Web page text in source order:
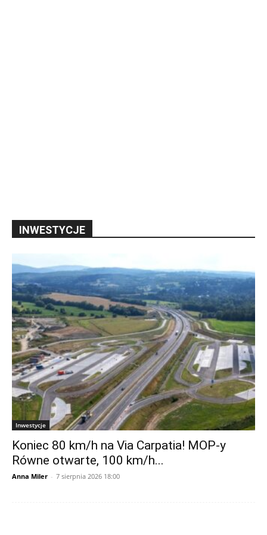
INWESTYCJE
Inwestycje
Koniec 80 km/h na Via Carpatia! MOP-y
Równe otwarte, 100 km/h...
Anna Miler - 7 sierpnia 2026 18:00